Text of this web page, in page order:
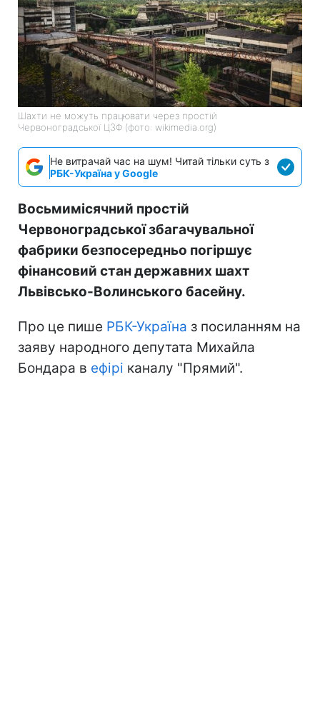
Шахти не можуть працювати через простій
Червоноградської ЦЗФ (фото: wikimedia.org)
Не витрачай час на шум! Читай тільки суть з
РБК-Україна у Google
Восьмимісячний простій
Червоноградської збагачувальної
фабрики безпосередньо погіршує
фінансовий стан державних шахт
Львівсько-Волинського басейну.
Про це пише РБК-Україна з посиланням на
заяву народного депутата Михайла
Бондара в ефірі каналу "Прямий".